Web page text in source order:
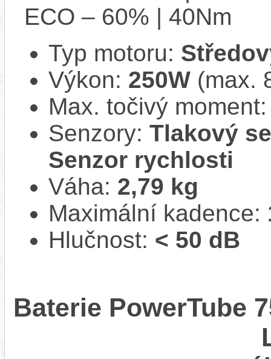
ECO – 60% | 40Nm
Typ motoru:
Výkon: 250W (max.
Max. točivý
Senzory: Tlakový
Senzor rychlosti
Váha: 2,79 kg
Maximální kadence:
Hlučnost: < 50 dB
Baterie PowerTube